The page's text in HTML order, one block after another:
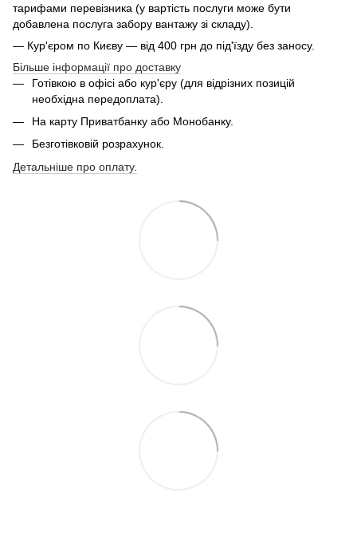
тарифами перевізника (у вартість послуги може бути
добавлена послуга забору вантажу зі складу).
— Кур'єром по Києву — від 400 грн до під'їзду без заносу.
Більше інформації про доставку
Готівкою в офісі або кур'єру (для відрізних позицій
необхідна передоплата).
На карту Приватбанку або Монобанку.
Безготівковій розрахунок.
Детальніше про оплату.